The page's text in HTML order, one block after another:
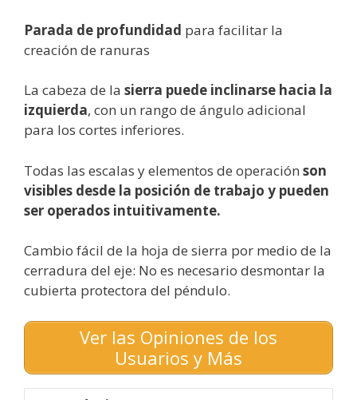
Parada de profundidad para facilitar la
creación de ranuras
La cabeza de la sierra puede inclinarse hacia la
izquierda, con un rango de ángulo adicional
para los cortes inferiores.
Todas las escalas y elementos de operación son
visibles desde la posición de trabajo y pueden
ser operados intuitivamente.
Cambio fácil de la hoja de sierra por medio de la
cerradura del eje: No es necesario desmontar la
cubierta protectora del péndulo.
Ver las Opiniones de los
Usuarios y Más